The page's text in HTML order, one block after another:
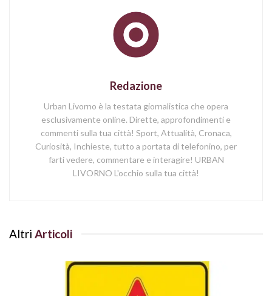
Redazione
Urban Livorno è la testata giornalistica che opera
esclusivamente online. Dirette, approfondimenti e
commenti sulla tua città! Sport, Attualità, Cronaca,
Curiosità, Inchieste, tutto a portata di telefonino, per
farti vedere, commentare e interagire! URBAN
LIVORNO L'occhio sulla tua città!
Altri Articoli